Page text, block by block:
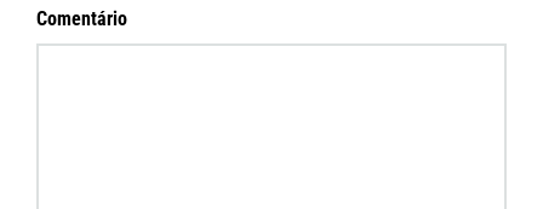
Comentário